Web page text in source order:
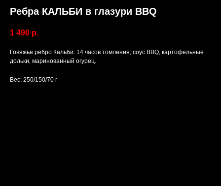
Ребра КАЛЬБИ в глазури BBQ
1 490 р.
Говяжье ребро Кальби: 14 часов томления, соус BBQ, картофельные
дольки, маринованный огурец.
Вес: 250/150/70 г